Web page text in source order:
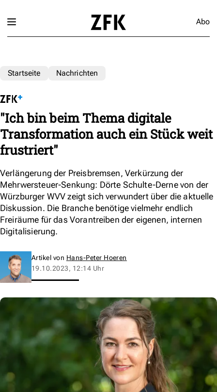
Abo
Startseite Nachrichten
"Ich bin beim Thema digitale
Transformation auch ein Stück weit
frustriert"
Verlängerung der Preisbremsen, Verkürzung der
Mehrwersteuer-Senkung: Dörte Schulte-Derne von der
Würzburger WVV zeigt sich verwundert über die aktuelle
Diskussion. Die Branche benötige vielmehr endlich
Freiräume für das Vorantreiben der eigenen, internen
Digitalisierung.
Artikel von Hans-Peter Hoeren
19.10.2023, 12:14 Uhr